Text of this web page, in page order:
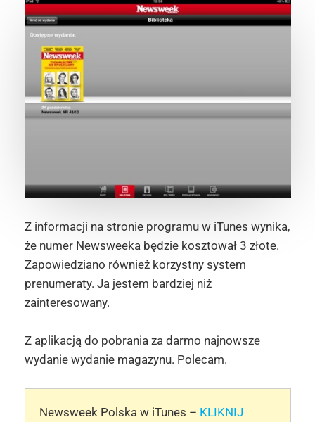
Z informacji na stronie programu w iTunes wynika,
że numer Newsweeka będzie kosztował 3 złote.
Zapowiedziano również korzystny system
prenumeraty. Ja jestem bardziej niż
zainteresowany.
Z aplikacją do pobrania za darmo najnowsze
wydanie wydanie magazynu. Polecam.
Newsweek Polska w iTunes – KLIKNIJ